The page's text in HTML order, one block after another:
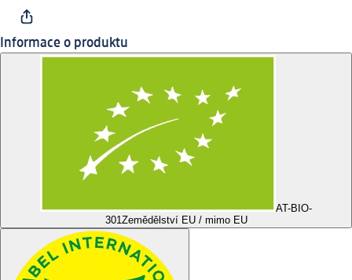
Informace o produktu
AT-BIO-
301Zemědělství EU / mimo EU